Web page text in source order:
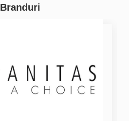
Branduri